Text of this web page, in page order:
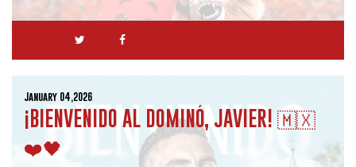
January 04,2026
¡BIENVENIDO AL DOMINÓ, JAVIER! 🇲🇽
❤️🖤